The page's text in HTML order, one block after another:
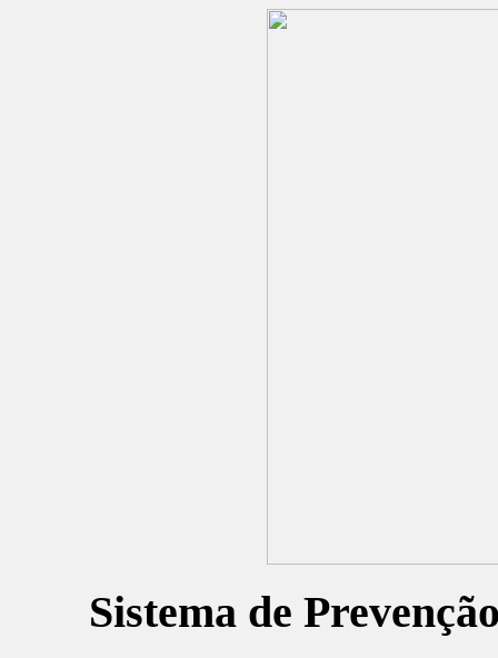
Sistema de